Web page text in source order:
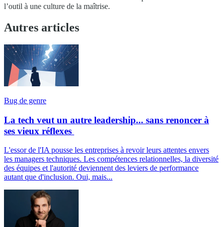
l’outil à une culture de la maîtrise.
Autres articles
Bug de genre
La tech veut un autre leadership... sans renoncer à
ses vieux réflexes
L'essor de l'IA pousse les entreprises à revoir leurs attentes envers
les managers techniques. Les compétences relationnelles, la diversité
des équipes et l'autorité deviennent des leviers de performance
autant que d'inclusion. Oui, mais...